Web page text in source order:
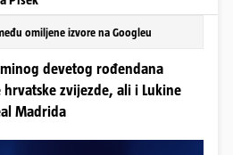
omiljene izvore na Googleu
devetog rođendana
zvijezde, ali i Lukine
Madrida